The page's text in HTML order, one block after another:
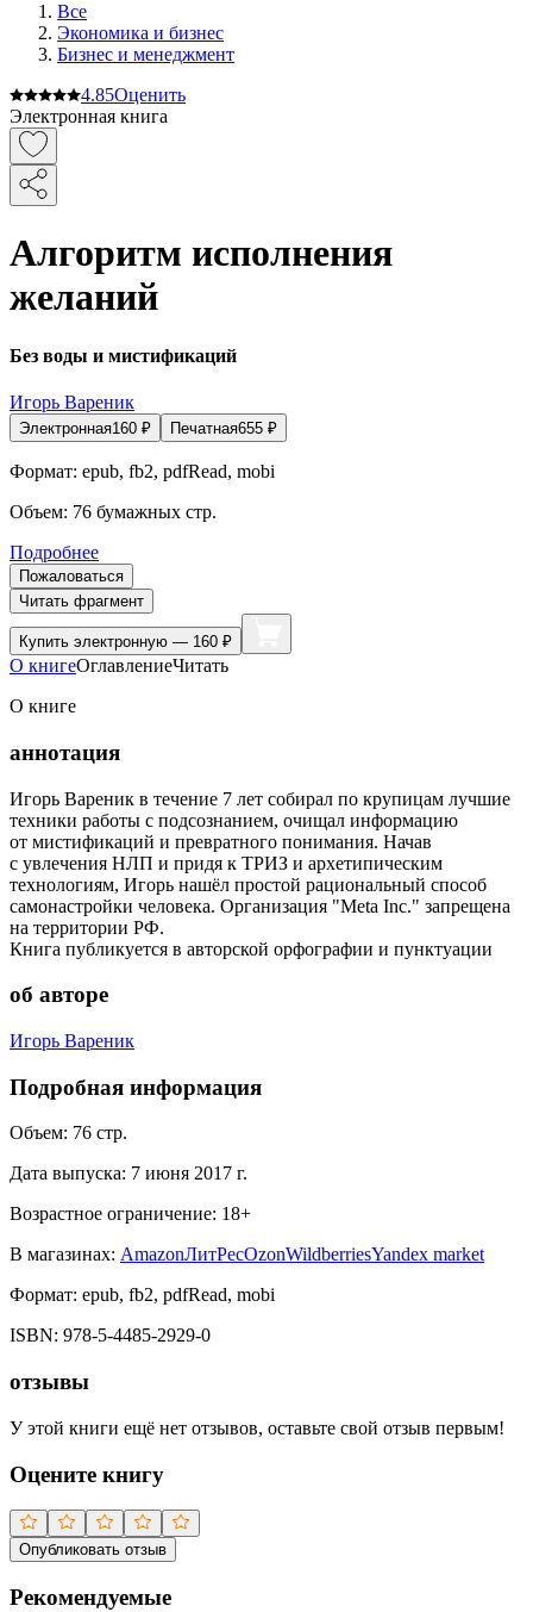
Все
Экономика и бизнес
Бизнес и менеджмент
4.85Оценить
Электронная книга
Алгоритм исполнения
желаний
Без воды и мистификаций
Игорь Вареник
Электронная160 ₽ Печатная655 ₽
Формат: epub, fb2, pdfRead, mobi
Объем: 76 бумажных стр.
Подробнее
Пожаловаться
Читать фрагмент
Купить электронную — 160 ₽
О книгеОглавлениеЧитать
О книге
аннотация
Игорь Вареник в течение 7 лет собирал по крупицам лучшие
техники работы с подсознанием, очищал информацию
от мистификаций и превратного понимания. Начав
с увлечения НЛП и придя к ТРИЗ и архетипическим
технологиям, Игорь нашёл простой рациональный способ
самонастройки человека. Организация "Meta Inc." запрещена
на территории РФ.
Книга публикуется в авторской орфографии и пунктуации
об авторе
Игорь Вареник
Подробная информация
Объем: 76 стр.
Дата выпуска: 7 июня 2017 г.
Возрастное ограничение: 18+
В магазинах: AmazonЛитРесOzonWildberriesYandex market
Формат: epub, fb2, pdfRead, mobi
ISBN: 978-5-4485-2929-0
отзывы
У этой книги ещё нет отзывов, оставьте свой отзыв первым!
Оцените книгу
Опубликовать отзыв
Рекомендуемые